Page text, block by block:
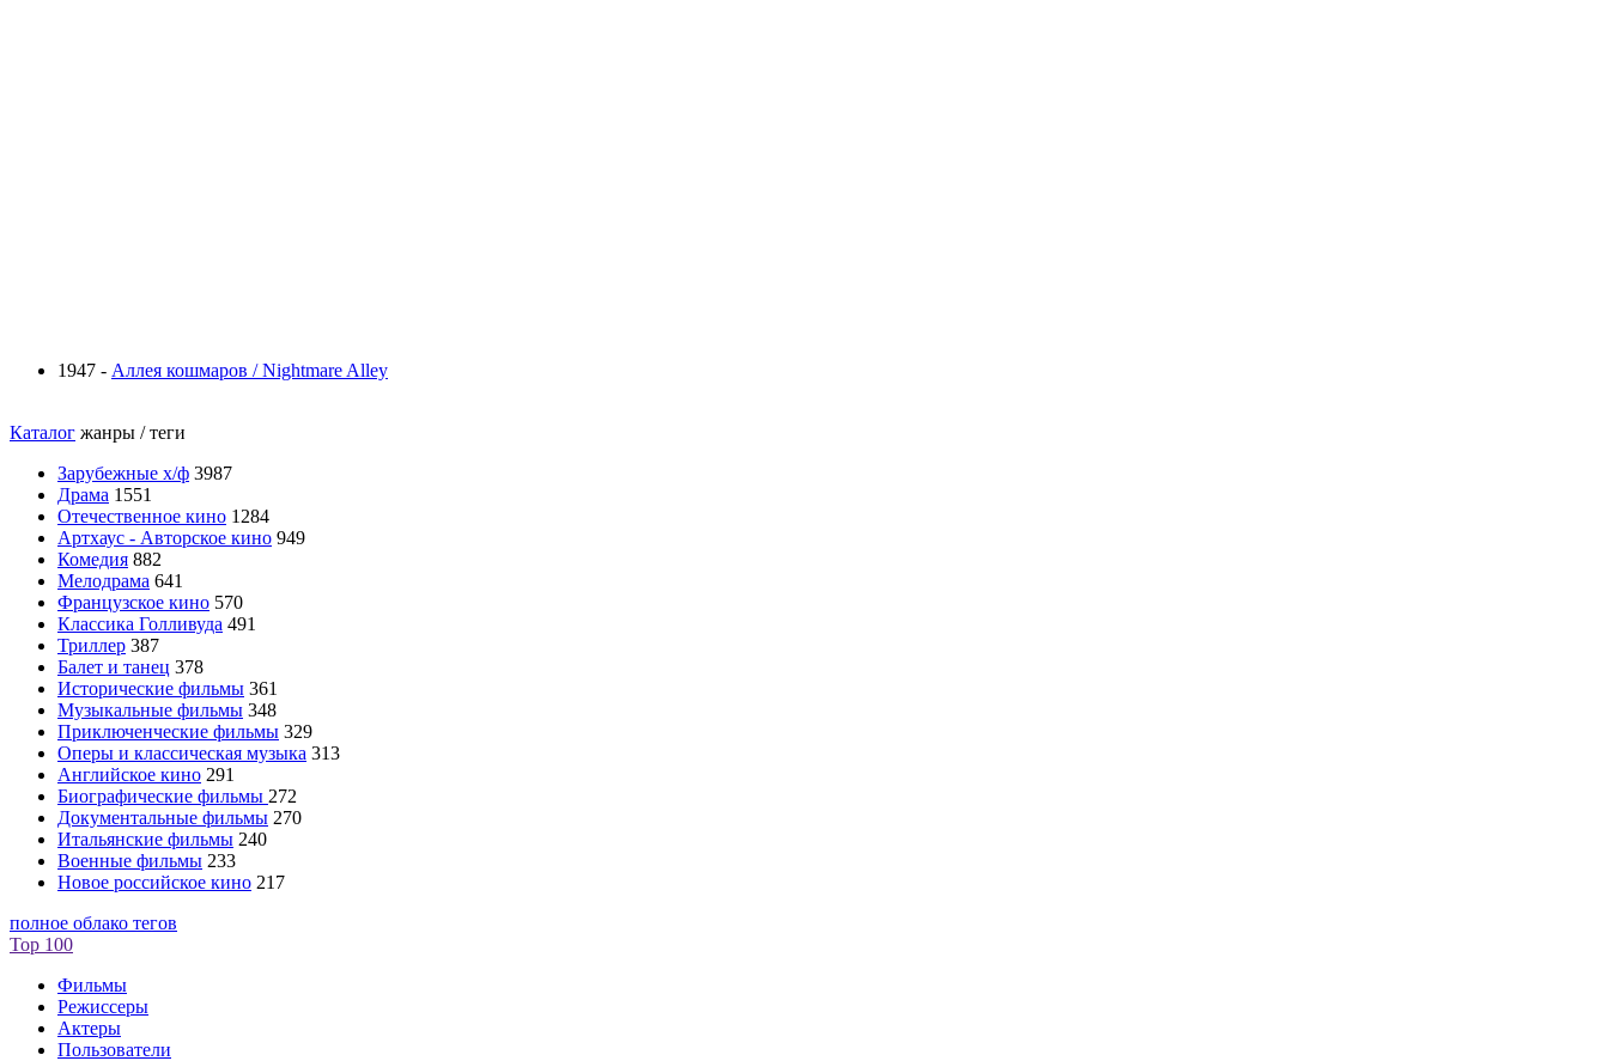
1947 - Аллея кошмаров / Nightmare Alley
Каталог жанры / теги
Зарубежные х/ф 3987
Драма 1551
Отечественное кино 1284
Артхаус - Авторское кино 949
Комедия 882
Мелодрама 641
Французское кино 570
Классика Голливуда 491
Триллер 387
Балет и танец 378
Исторические фильмы 361
Музыкальные фильмы 348
Приключенческие фильмы 329
Оперы и классическая музыка 313
Английское кино 291
Биографические фильмы 272
Документальные фильмы 270
Итальянские фильмы 240
Военные фильмы 233
Новое российское кино 217
полное облако тегов
Top 100
Фильмы
Режиссеры
Актеры
Пользователи